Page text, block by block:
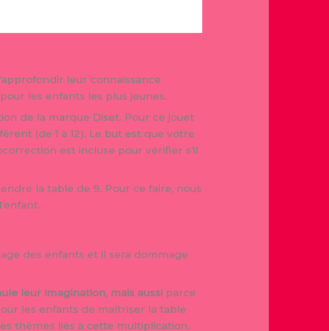
leur connaissance
les enfants les plus jeunes.
de la marque Diset. Pour ce jouet
(de 1 à 12). Le but est que votre
est incluse pour vérifier s’il
la table de 9. Pour ce faire, nous
des enfants et il sera dommage
leur imagination, mais aussi parce
les enfants de maîtriser la table
thèmes liés à cette multiplication.